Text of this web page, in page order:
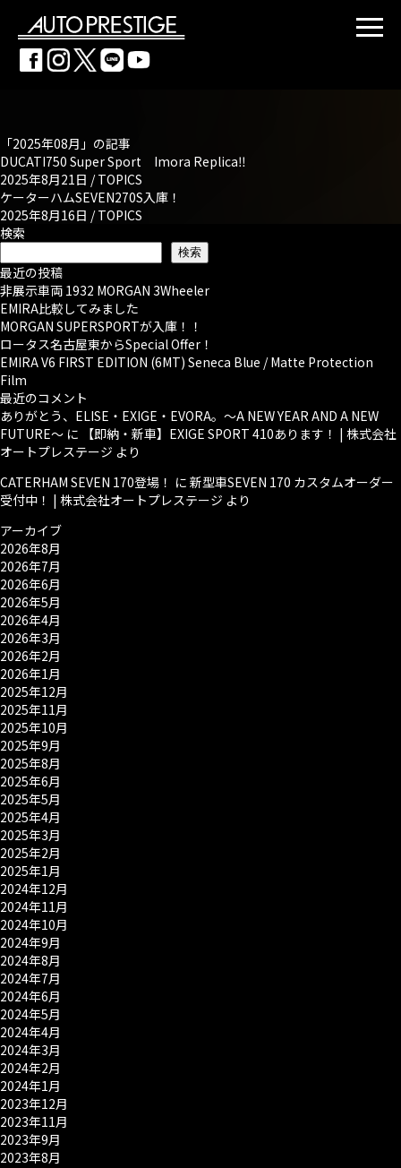
「2025年08月」の記事
DUCATI750 Super Sport Imora Replica‼
2025年8月21日 /TOPICS
ケーターハムSEVEN270S入庫！
2025年8月16日 /TOPICS
検索
検索
最近の投稿
非展示車両 1932 MORGAN 3Wheeler
EMIRA比較してみました
MORGAN SUPERSPORTが入庫！！
ロータス名古屋東からSpecial Offer！
EMIRA V6 FIRST EDITION (6MT) Seneca Blue / Matte Protection
Film
最近のコメント
ありがとう、ELISE・EXIGE・EVORA。～A NEW YEAR AND A NEW
FUTURE～ に
【即納・新車】EXIGE SPORT 410あります！ | 株式会社
オートプレステージ より
CATERHAM SEVEN 170登場！ に 新型車SEVEN 170 カスタムオーダー
受付中！ | 株式会社オートプレステージ より
アーカイブ
2026年8月
2026年7月
2026年6月
2026年5月
2026年4月
2026年3月
2026年2月
2026年1月
2025年12月
2025年11月
2025年10月
2025年9月
2025年8月
2025年6月
2025年5月
2025年4月
2025年3月
2025年2月
2025年1月
2024年12月
2024年11月
2024年10月
2024年9月
2024年8月
2024年7月
2024年6月
2024年5月
2024年4月
2024年3月
2024年2月
2024年1月
2023年12月
2023年11月
2023年9月
2023年8月